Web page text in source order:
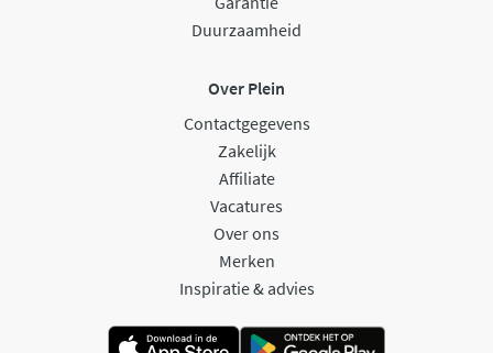
Duurzaamheid
Over Plein
Contactgegevens
Zakelijk
Affiliate
Vacatures
Over ons
Merken
Inspiratie & advies